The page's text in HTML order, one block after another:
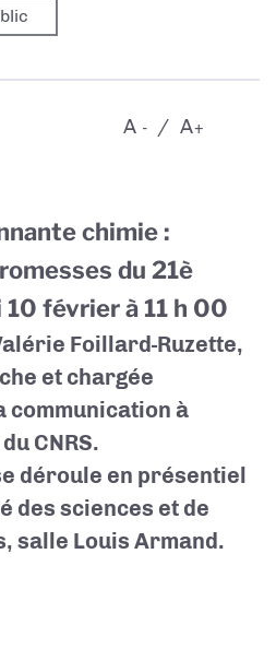
-
A +
A
chimie :
du 21è
février à 11 h 00
Foillard-Ruzette,
et chargée
communication à
CNRS.
déroule en présentiel
des sciences et de
salle Louis Armand.